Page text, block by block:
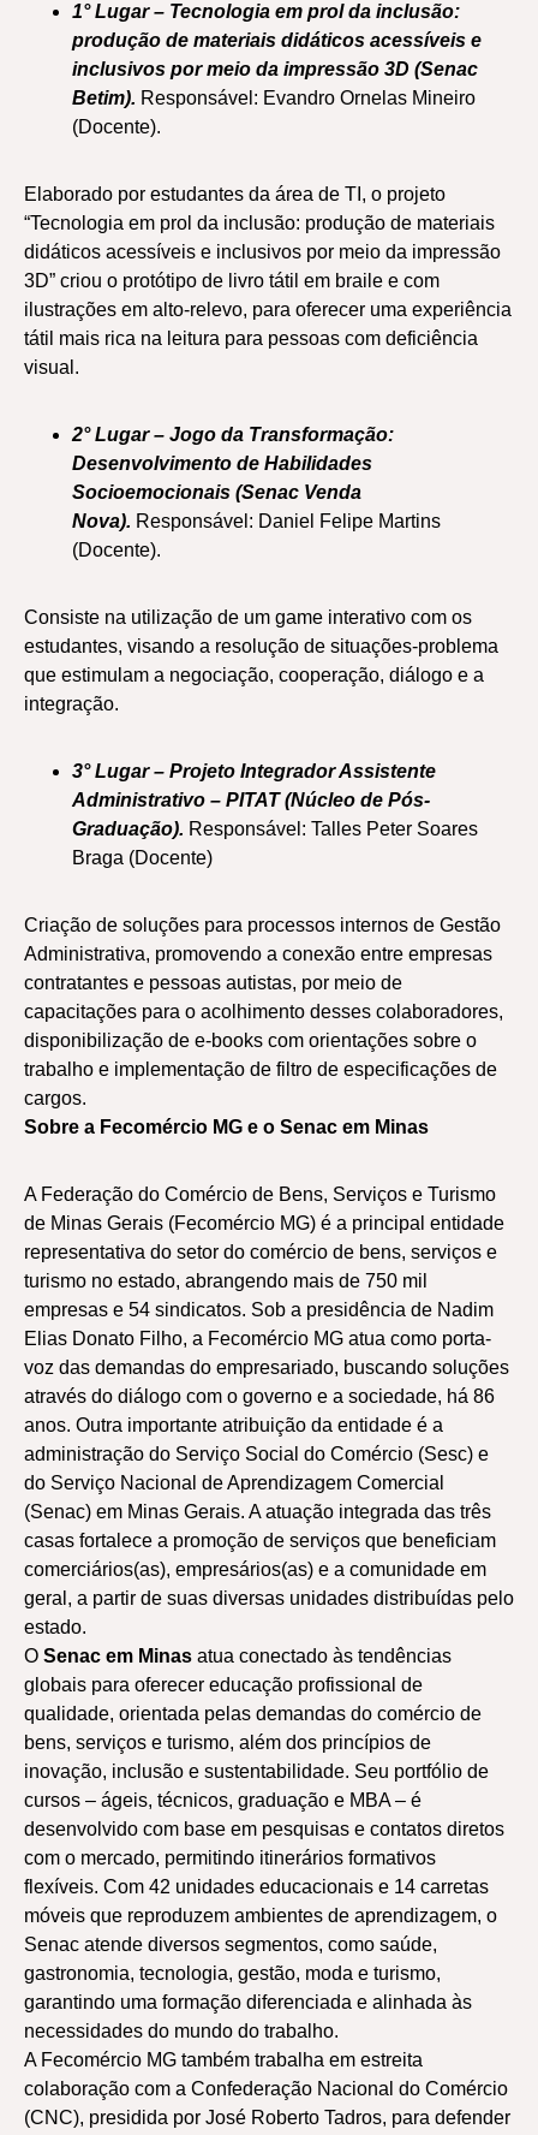
1° Lugar – Tecnologia em prol da inclusão:
produção de materiais didáticos acessíveis e
inclusivos por meio da impressão 3D (Senac
Betim). Responsável: Evandro Ornelas Mineiro
(Docente).
Elaborado por estudantes da área de TI, o projeto
“Tecnologia em prol da inclusão: produção de materiais
didáticos acessíveis e inclusivos por meio da impressão
3D” criou o protótipo de livro tátil em braile e com
ilustrações em alto-relevo, para oferecer uma experiência
tátil mais rica na leitura para pessoas com deficiência
visual.
2° Lugar – Jogo da Transformação:
Desenvolvimento de Habilidades
Socioemocionais (Senac Venda
Nova). Responsável: Daniel Felipe Martins
(Docente).
Consiste na utilização de um game interativo com os
estudantes, visando a resolução de situações-problema
que estimulam a negociação, cooperação, diálogo e a
integração.
3° Lugar – Projeto Integrador Assistente
Administrativo – PITAT (Núcleo de Pós-
Graduação). Responsável: Talles Peter Soares
Braga (Docente)
Criação de soluções para processos internos de Gestão
Administrativa, promovendo a conexão entre empresas
contratantes e pessoas autistas, por meio de
capacitações para o acolhimento desses colaboradores,
disponibilização de e-books com orientações sobre o
trabalho e implementação de filtro de especificações de
cargos.
Sobre a Fecomércio MG e o Senac em Minas
A Federação do Comércio de Bens, Serviços e Turismo
de Minas Gerais (Fecomércio MG) é a principal entidade
representativa do setor do comércio de bens, serviços e
turismo no estado, abrangendo mais de 750 mil
empresas e 54 sindicatos. Sob a presidência de Nadim
Elias Donato Filho, a Fecomércio MG atua como porta-
voz das demandas do empresariado, buscando soluções
através do diálogo com o governo e a sociedade, há 86
anos. Outra importante atribuição da entidade é a
administração do Serviço Social do Comércio (Sesc) e
do Serviço Nacional de Aprendizagem Comercial
(Senac) em Minas Gerais. A atuação integrada das três
casas fortalece a promoção de serviços que beneficiam
comerciários(as), empresários(as) e a comunidade em
geral, a partir de suas diversas unidades distribuídas pelo
estado.
O Senac em Minas atua conectado às tendências
globais para oferecer educação profissional de
qualidade, orientada pelas demandas do comércio de
bens, serviços e turismo, além dos princípios de
inovação, inclusão e sustentabilidade. Seu portfólio de
cursos – ágeis, técnicos, graduação e MBA – é
desenvolvido com base em pesquisas e contatos diretos
com o mercado, permitindo itinerários formativos
flexíveis. Com 42 unidades educacionais e 14 carretas
móveis que reproduzem ambientes de aprendizagem, o
Senac atende diversos segmentos, como saúde,
gastronomia, tecnologia, gestão, moda e turismo,
garantindo uma formação diferenciada e alinhada às
necessidades do mundo do trabalho.
A Fecomércio MG também trabalha em estreita
colaboração com a Confederação Nacional do Comércio
(CNC), presidida por José Roberto Tadros, para defender